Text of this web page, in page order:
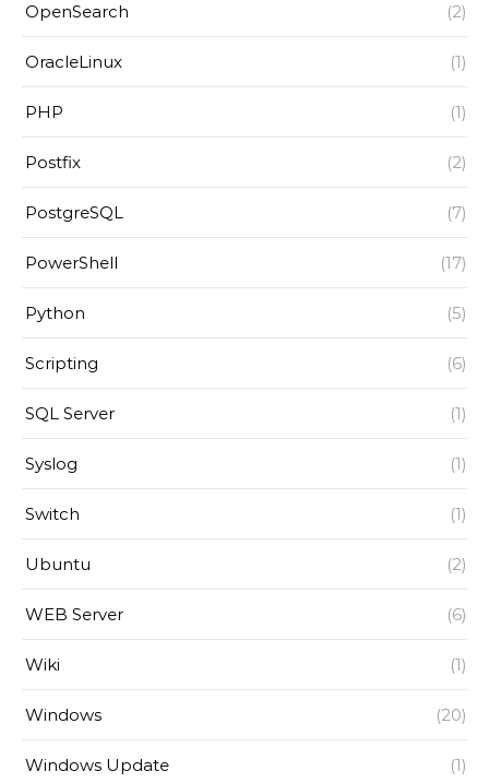
OpenSearch (2)
OracleLinux (1)
PHP (1)
Postfix (2)
PostgreSQL (7)
PowerShell (17)
Python (5)
Scripting (6)
SQL Server (1)
Syslog (1)
Switch (1)
Ubuntu (2)
WEB Server (6)
Wiki (1)
Windows (20)
Windows Update (1)